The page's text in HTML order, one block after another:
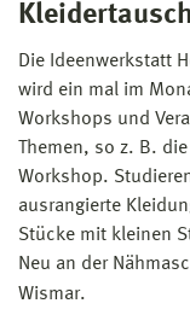
Die Ideenwerkstatt
wird ein mal im
Workshops und
Themen, so z. B.
Workshop.
ausrangierte
Stücke mit kleinen
Neu an der
Wismar.